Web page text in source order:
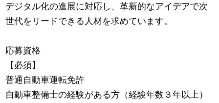
デジタル化の進展に対応し、革新的なアイデアで次
世代をリードできる人材を求めています。
応募資格
【必須】
普通自動車運転免許
自動車整備士の経験がある方（経験年数３年以上）